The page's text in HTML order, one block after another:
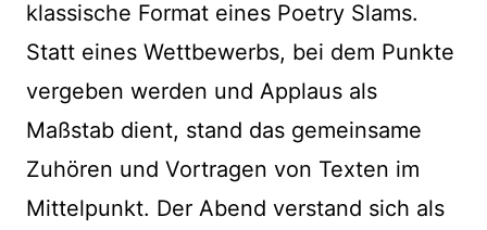
klassische Format eines Poetry Slams.
Statt eines Wettbewerbs, bei dem Punkte
vergeben werden und Applaus als
Maßstab dient, stand das gemeinsame
Zuhören und Vortragen von Texten im
Mittelpunkt. Der Abend verstand sich als